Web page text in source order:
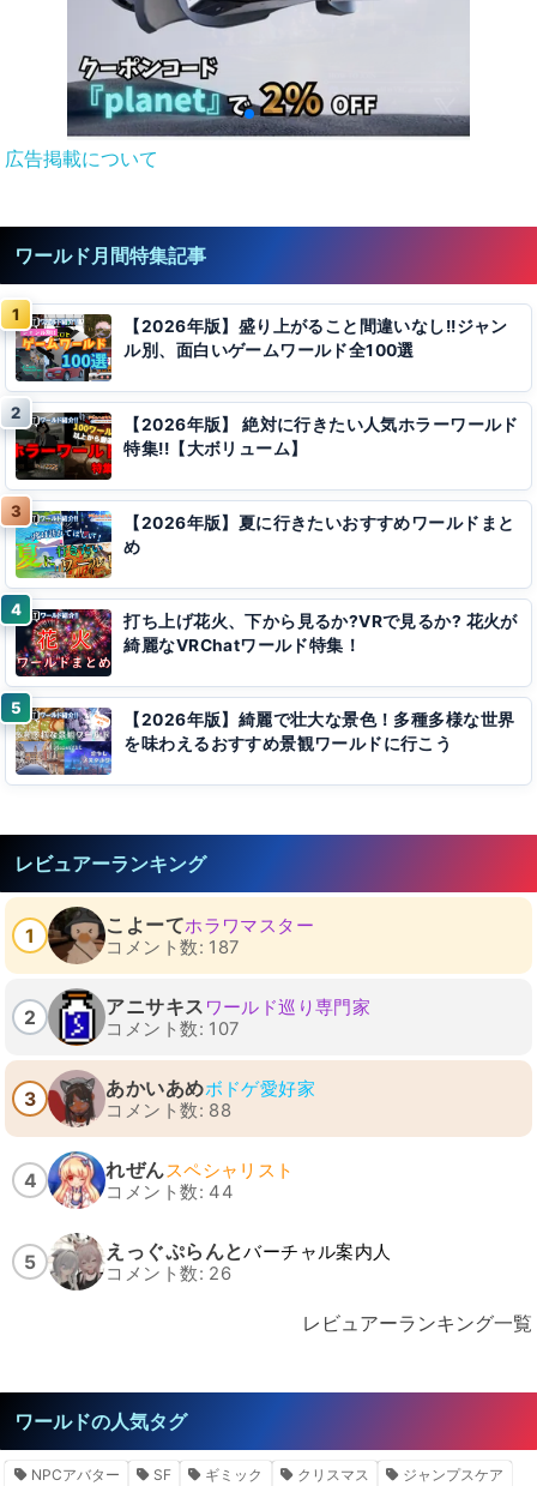
広告掲載について
ワールド月間特集記事
【2026年版】盛り上がること間違いなし!!ジャン
ル別、面白いゲームワールド全100選
【2026年版】 絶対に行きたい人気ホラーワールド
特集!!【大ボリューム】
【2026年版】夏に行きたいおすすめワールドまと
め
打ち上げ花火、下から見るか?VRで見るか? 花火が
綺麗なVRChatワールド特集！
【2026年版】綺麗で壮大な景色！多種多様な世界
を味わえるおすすめ景観ワールドに行こう
レビュアーランキング
1 こよーてホラワマスター
コメント数: 187
2 アニサキス ワールド巡り専門家
コメント数: 107
3 あかいあめボドゲ愛好家
コメント数: 88
4 れぜんスペシャリスト
コメント数: 44
5 えっぐぷらんとバーチャル案内人
コメント数: 26
レビュアーランキング一覧
ワールドの人気タグ
NPCアバター SF ギミック クリスマス
ジャンプスケア